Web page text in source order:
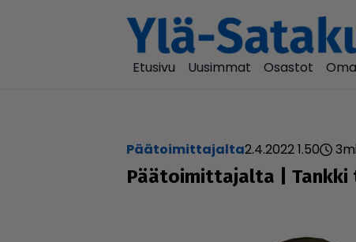
Etusivu
Uusimmat Osastot
päätoimittajalta2.4.2022 1.50 3
Pää­toi­mit­ta­jalta | Tankki